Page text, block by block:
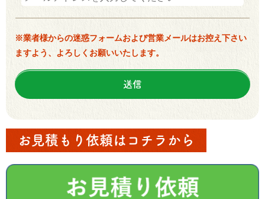
※業者様からの迷惑フォームおよび営業メールはお控え下さい
ますよう、よろしくお願いいたします。
お見積もり依頼はコチラから